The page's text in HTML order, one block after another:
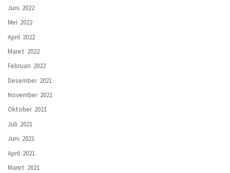
Juni 2022
Mei 2022
April 2022
Maret 2022
Februari 2022
Desember 2021
November 2021
Oktober 2021
Juli 2021
Juni 2021
April 2021
Maret 2021